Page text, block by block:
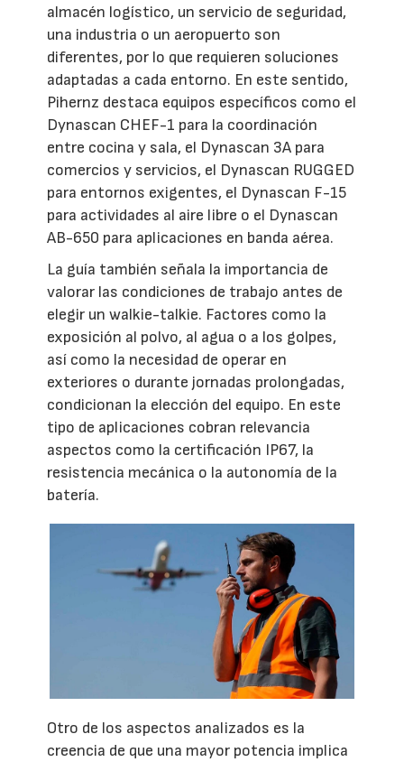
almacén logístico, un servicio de seguridad,
una industria o un aeropuerto son
diferentes, por lo que requieren soluciones
adaptadas a cada entorno. En este sentido,
Pihernz destaca equipos específicos como el
Dynascan CHEF-1 para la coordinación
entre cocina y sala, el Dynascan 3A para
comercios y servicios, el Dynascan RUGGED
para entornos exigentes, el Dynascan F-15
para actividades al aire libre o el Dynascan
AB-650 para aplicaciones en banda aérea.
La guía también señala la importancia de
valorar las condiciones de trabajo antes de
elegir un walkie-talkie. Factores como la
exposición al polvo, al agua o a los golpes,
así como la necesidad de operar en
exteriores o durante jornadas prolongadas,
condicionan la elección del equipo. En este
tipo de aplicaciones cobran relevancia
aspectos como la certificación IP67, la
resistencia mecánica o la autonomía de la
batería.
Otro de los aspectos analizados es la
creencia de que una mayor potencia implica